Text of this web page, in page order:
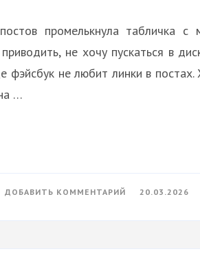
промелькнула табличка с
не хочу пускаться в
фэйсбук не любит линки в
…
ДОБАВИТЬ КОММЕНТАРИЙ 20.03.2026